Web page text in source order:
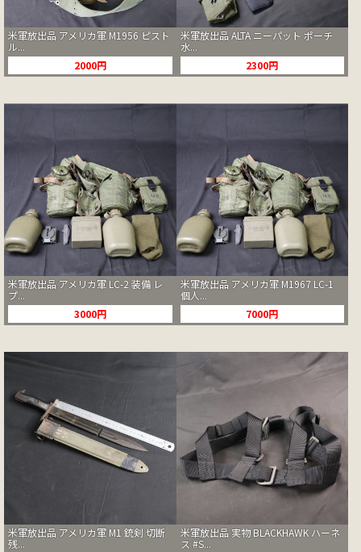
米軍放出品 アメリカ軍 M1956 ピスト
ル...
2000円
米軍放出品 ALTA ニーパット ポーチ
水...
2300円
米軍放出品 アメリカ軍 LC-2 装備 レ
プ...
3000円
米軍放出品 アメリカ軍 M1967 LC-1
個人...
7000円
米軍放出品 アメリカ軍 M1 銃剣 切断
残...
米軍放出品 実物 BLACKHAWK ハーネ
ス #S...